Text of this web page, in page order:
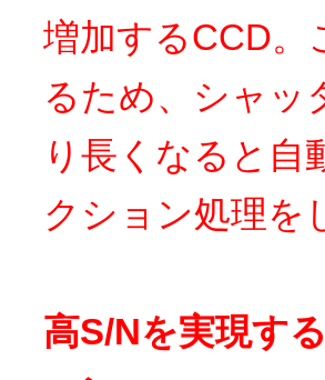
増加するCCD。
るため、シャッ
り長くなると自
クション処理を
高S/Nを実現す